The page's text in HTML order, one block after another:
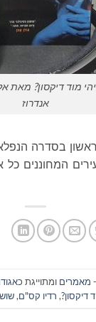
מוד דיקסון? מאת
אנדרוז
בסדרה
המחוננים
מאמרים ומתוייגת כ
דיקסון?, רדיו קס"ם,